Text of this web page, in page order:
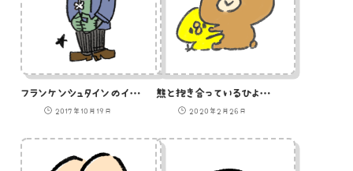
フランケンシュタインのイラスト
2017年10月19日
熊と抱き合っているひよこのイラスト
2020年2月26日